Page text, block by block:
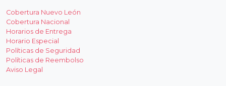
Cobertura Nuevo León
Cobertura Nacional
Horarios de Entrega
Horario Especial
Políticas de Seguridad
Políticas de Reembolso
Aviso Legal